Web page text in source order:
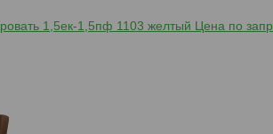
1,5ек-1,5пф 1103 желтый Цена по